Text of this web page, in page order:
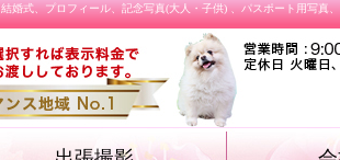
婚式、プロフィール、記念写真(大人・子供) 、パスポート用写真